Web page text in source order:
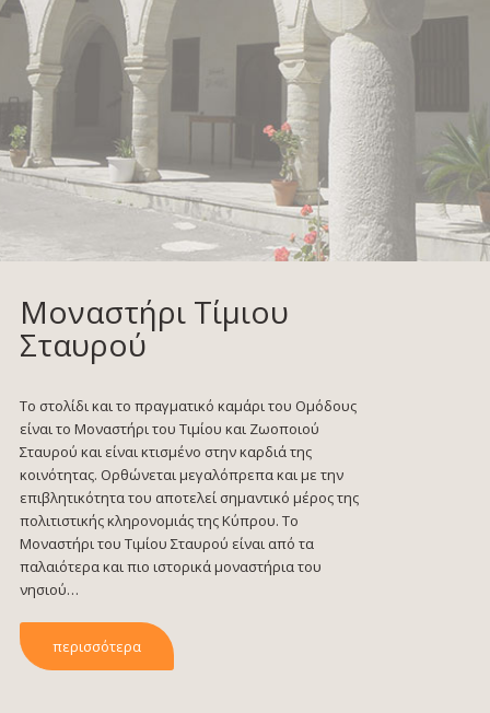
Μοναστήρι Τίμιου
Σταυρού
Το στολίδι και το πραγματικό καμάρι του Ομόδους
είναι το Μοναστήρι του Τιμίου και Ζωοποιού
Σταυρού και είναι κτισμένο στην καρδιά της
κοινότητας. Ορθώνεται μεγαλόπρεπα και με την
επιβλητικότητα του αποτελεί σημαντικό μέρος της
πολιτιστικής κληρονομιάς της Κύπρου. Το
Μοναστήρι του Τιμίου Σταυρού είναι από τα
παλαιότερα και πιο ιστορικά μοναστήρια του
νησιού…
περισσότερα